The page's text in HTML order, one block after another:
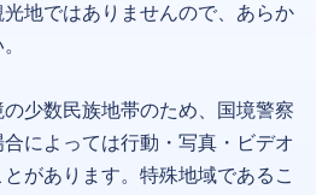
地ではありませんので、あらか
少数民族地帯のため、国境警察
によっては行動・写真・ビデオ
があります。特殊地域であるこ